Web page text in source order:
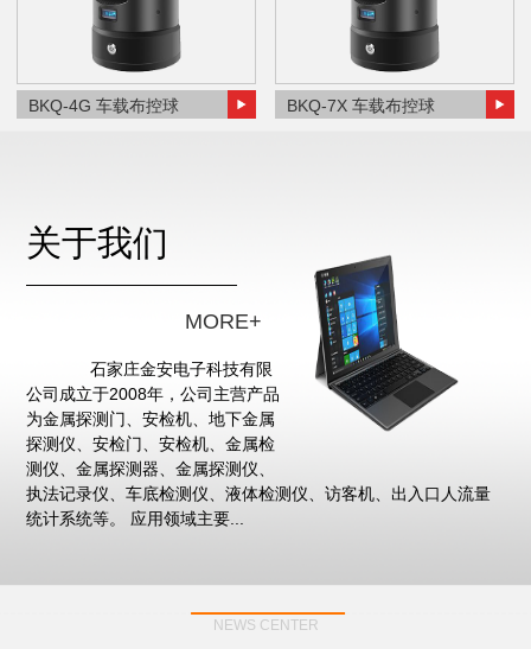
BKQ-4G 车载布控球 BKQ-7X 车载布控球
关于我们
MORE+
石家庄金安电子科技有限
公司成立于2008年，公司主营产品
为金属探测门、安检机、地下金属
探测仪、安检门、安检机、金属检
测仪、金属探测器、金属探测仪、
执法记录仪、车底检测仪、液体检测仪、访客机、出入口人流量
统计系统等。 应用领域主要...
NEWS CENTER